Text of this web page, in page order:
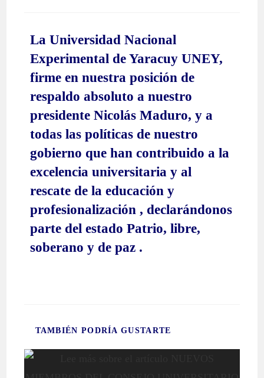
La Universidad Nacional
Experimental de Yaracuy UNEY,
firme en nuestra posición de
respaldo absoluto a nuestro
presidente Nicolás Maduro, y a
todas las políticas de nuestro
gobierno que han contribuido a la
excelencia universitaria y al
rescate de la educación y
profesionalización , declarándonos
parte del estado Patrio, libre,
soberano y de paz .
TAMBIÉN PODRÍA GUSTARTE